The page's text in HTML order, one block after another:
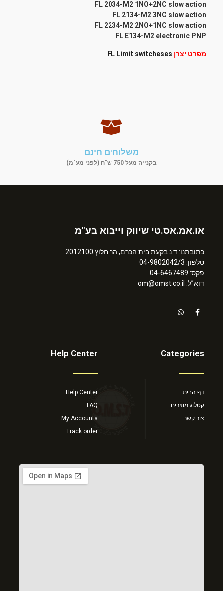
FL 2034-M2 1NO+2NC slow action
FL 2134-M2 3NC slow action
FL 2234-M2 2NO+1NC slow action
FL E134-M2 electronic PNP
מפרט יצרן FL Limit switcheses
משלוחים חינם
בקנייה מעל 750 ש"ח (לפני מע"מ)
או.אמ.אס.טי שיווק וייבוא בע"מ
כתובתנו: ד.נ בקעת בית הכרם, הר חלוץ 2012100
טלפון: 04-9802042/3
פקס: 04-6467489
דוא”ל: om@omst.co.il
Categories
דף הבית
קטלוג מוצרים
צור קשר
Help Center
Help Center
FAQ
My Accounts
Track order